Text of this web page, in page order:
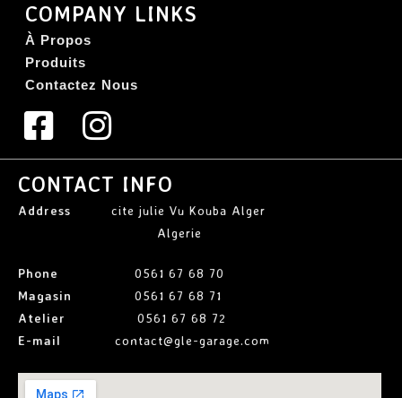
COMPANY LINKS
À Propos
Produits
Contactez Nous
CONTACT INFO
Address cite julie Vu Kouba Alger
Algerie
Phone
0561 67 68 70
Magasin
0561 67 68 71
Atelier
0561 67 68 72
E-mail
contact@gle-garage.com